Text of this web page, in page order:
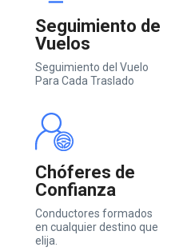
Seguimiento de
Vuelos
Seguimiento del Vuelo
Para Cada Traslado
Chóferes de
Confianza
Conductores formados
en cualquier destino que
elija.